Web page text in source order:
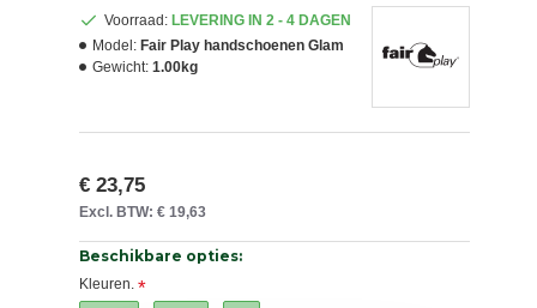
Voorraad: LEVERING IN 2 - 4 DAGEN
Model: Fair Play handschoenen Glam
Gewicht: 1.00kg
€ 23,75
Excl. BTW: € 19,63
Beschikbare opties:
Kleuren.